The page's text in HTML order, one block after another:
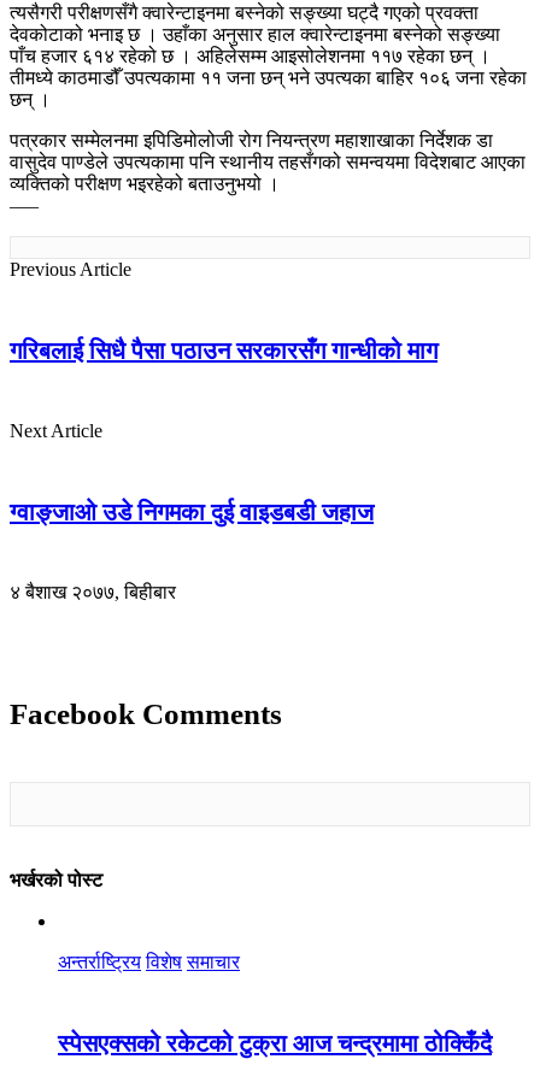
त्यसैगरी परीक्षणसँगै क्वारेन्टाइनमा बस्नेको सङ्ख्या घट्दै गएको प्रवक्ता
देवकोटाको भनाइ छ । उहाँका अनुसार हाल क्वारेन्टाइनमा बस्नेको सङ्ख्या
पाँच हजार ६१४ रहेको छ । अहिलेसम्म आइसोलेशनमा ११७ रहेका छन् ।
तीमध्ये काठमाडौँ उपत्यकामा ११ जना छन् भने उपत्यका बाहिर १०६ जना रहेका
छन् ।
पत्रकार सम्मेलनमा इपिडिमोलोजी रोग नियन्त्रण महाशाखाका निर्देशक डा
वासुदेव पाण्डेले उपत्यकामा पनि स्थानीय तहसँगको समन्वयमा विदेशबाट आएका
व्यक्तिको परीक्षण भइरहेको बताउनुभयो ।
–––
Previous Article
गरिबलाई सिधै पैसा पठाउन सरकारसँग गान्धीको माग
Next Article
ग्वाङ्जाओ उडे निगमका दुई वाइडबडी जहाज
४ बैशाख २०७७, बिहीबार
Facebook Comments
भर्खरको पोस्ट
अन्तर्राष्ट्रिय विशेष समाचार
स्पेसएक्सको रकेटको टुक्रा आज चन्द्रमामा ठोक्किँदै